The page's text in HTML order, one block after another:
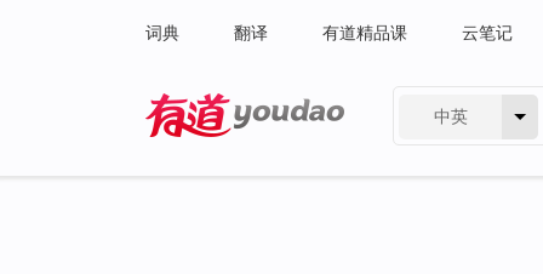
词典 翻译 有道精品课 云笔记
中英